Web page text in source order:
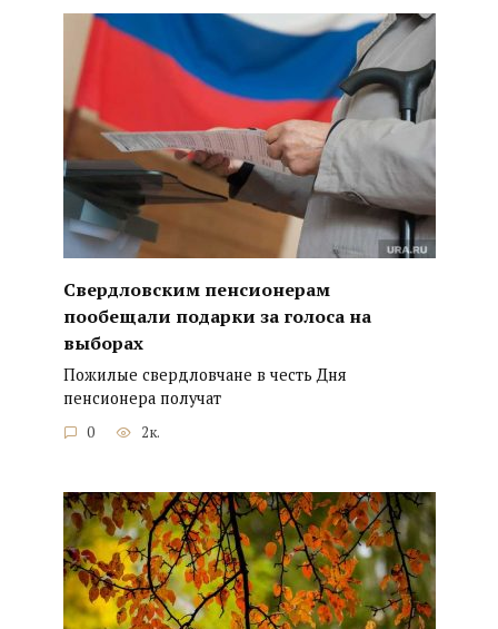
Свердловским пенсионерам
пообещали подарки за голоса на
выборах
Пожилые свердловчане в честь Дня
пенсионера получат
0 2к.